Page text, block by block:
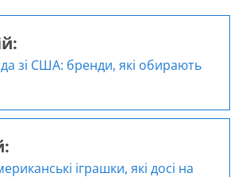
зі США: бренди, які обирають
іграшки, які досі на